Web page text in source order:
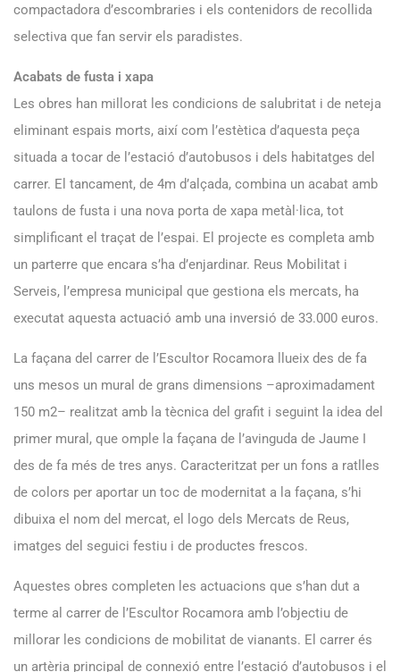
compactadora d’escombraries i els contenidors de recollida
selectiva que fan servir els paradistes.
Acabats de fusta i xapa
Les obres han millorat les condicions de salubritat i de neteja
eliminant espais morts, així com l’estètica d’aquesta peça
situada a tocar de l’estació d’autobusos i dels habitatges del
carrer. El tancament, de 4m d’alçada, combina un acabat amb
taulons de fusta i una nova porta de xapa metàl·lica, tot
simplificant el traçat de l’espai. El projecte es completa amb
un parterre que encara s’ha d’enjardinar. Reus Mobilitat i
Serveis, l’empresa municipal que gestiona els mercats, ha
executat aquesta actuació amb una inversió de 33.000 euros.
La façana del carrer de l’Escultor Rocamora llueix des de fa
uns mesos un mural de grans dimensions –aproximadament
150 m2– realitzat amb la tècnica del grafit i seguint la idea del
primer mural, que omple la façana de l’avinguda de Jaume I
des de fa més de tres anys. Caracteritzat per un fons a ratlles
de colors per aportar un toc de modernitat a la façana, s’hi
dibuixa el nom del mercat, el logo dels Mercats de Reus,
imatges del seguici festiu i de productes frescos.
Aquestes obres completen les actuacions que s’han dut a
terme al carrer de l’Escultor Rocamora amb l’objectiu de
millorar les condicions de mobilitat de vianants. El carrer és
un artèria principal de connexió entre l’estació d’autobusos i el